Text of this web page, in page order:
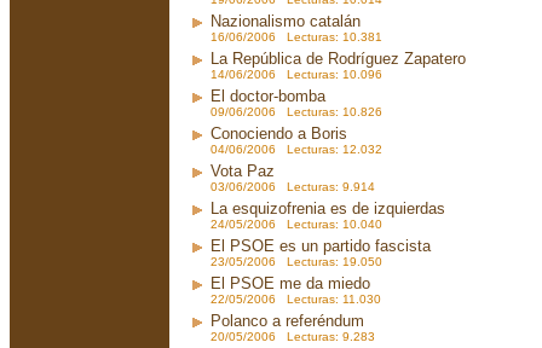
Nazionalismo catalán
16/06/2006 Lecturas: 10.381
La República de Rodríguez Zapatero
14/06/2006 Lecturas: 10.096
El doctor-bomba
09/06/2006 Lecturas: 10.826
Conociendo a Boris
04/06/2006 Lecturas: 12.032
Vota Paz
03/06/2006 Lecturas: 9.914
La esquizofrenia es de izquierdas
24/05/2006 Lecturas: 10.040
El PSOE es un partido fascista
23/05/2006 Lecturas: 19.050
El PSOE me da miedo
22/05/2006 Lecturas: 11.030
Polanco a referéndum
20/05/2006 Lecturas: 9.283